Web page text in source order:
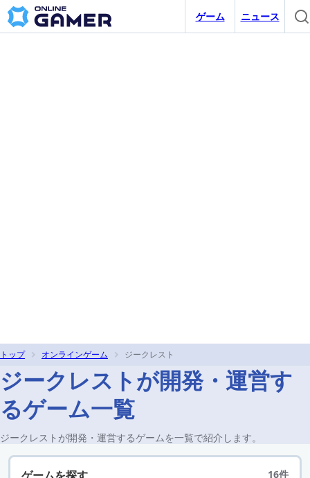
ゲーム ニュース
トップ オンラインゲーム ジークレスト
ジークレストが開発・運営す
るゲーム一覧
ジークレストが開発・運営するゲームを一覧で紹介します。
16件